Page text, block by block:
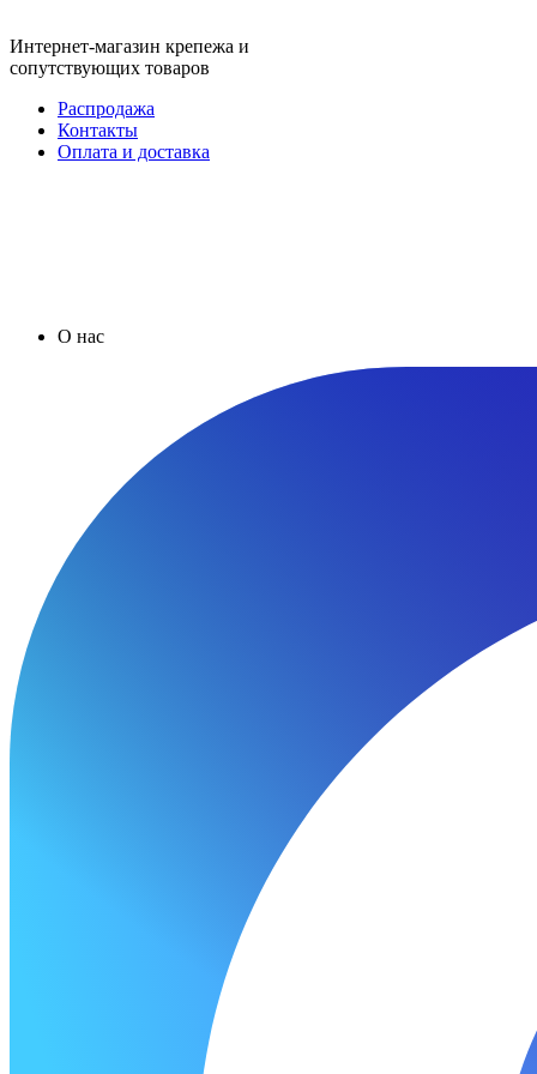
Интернет-магазин крепежа и
сопутствующих товаров
Распродажа
Контакты
Оплата и доставка
О нас